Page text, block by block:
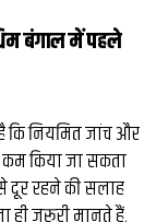
बंगाल में पहले
कि नियमित जांच और
किया जा सकता
दूर रहने की सलाह